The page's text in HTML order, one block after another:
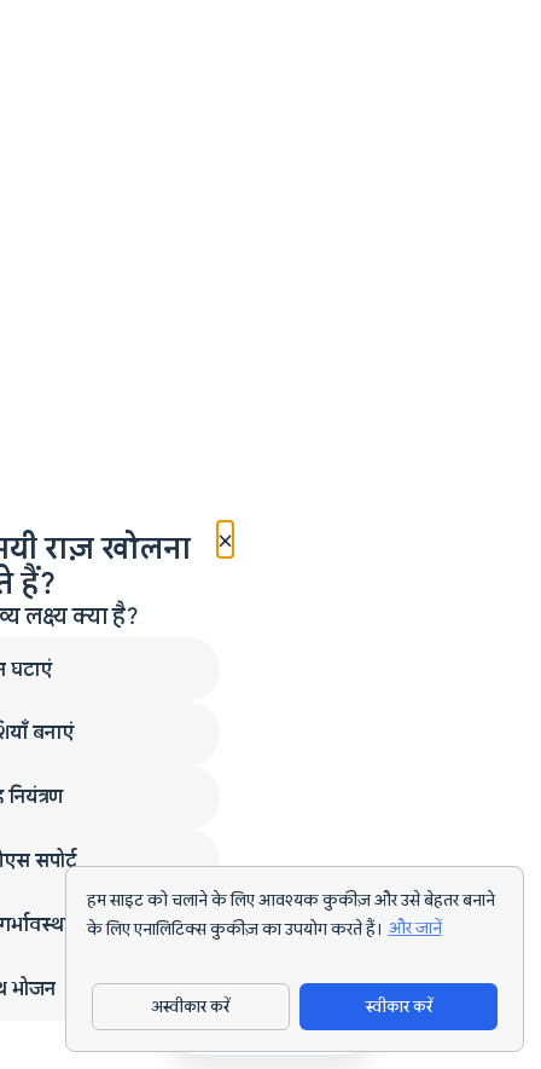
हम साइट को चलाने के लिए आवश्यक कुकीज़ और उसे बेहतर बनाने
के लिए एनालिटिक्स कुकीज़ का उपयोग करते हैं। और जानें
अस्वीकार करें स्वीकार करें
ऐप डाउनलोड करें
×
राज़ खोलना
हैं?
लक्ष्य क्या है?
घटाएं
बनाएं
सपोर्ट
भोजन